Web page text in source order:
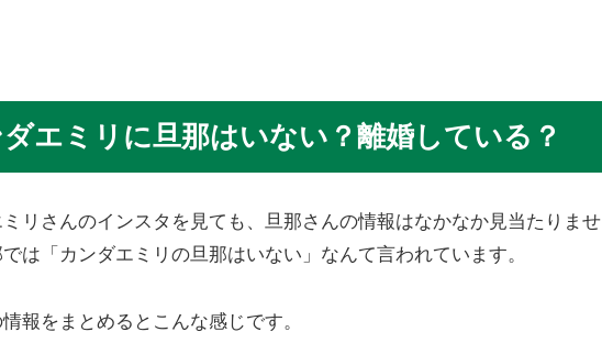
エミリに旦那はいない？離婚している？
ミリさんのインスタを見ても、旦那さんの情報はなかなか見当たりませ
は「カンダエミリの旦那はいない」なんて言われています。
報をまとめるとこんな感じです。